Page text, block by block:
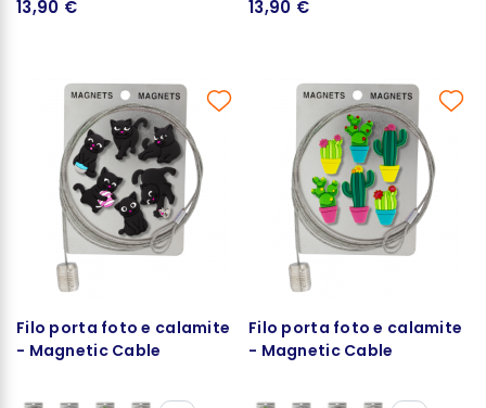
13,90 € 13,90 €
Filo porta foto e calamite
- Magnetic Cable
Filo porta foto e calamite
- Magnetic Cable